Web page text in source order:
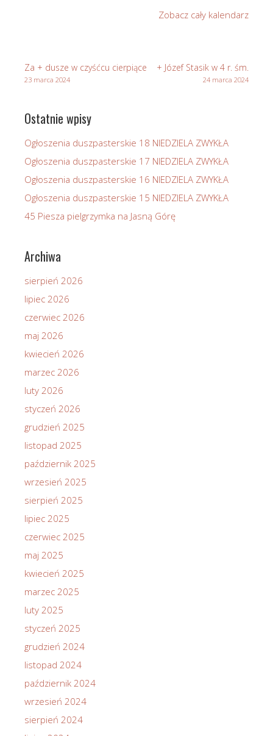
Zobacz cały kalendarz
Za + dusze w czyśćcu cierpiące
23 marca 2024
+ Józef Stasik w 4 r. śm.
24 marca 2024
Ostatnie wpisy
Ogłoszenia duszpasterskie 18 NIEDZIELA ZWYKŁA
Ogłoszenia duszpasterskie 17 NIEDZIELA ZWYKŁA
Ogłoszenia duszpasterskie 16 NIEDZIELA ZWYKŁA
Ogłoszenia duszpasterskie 15 NIEDZIELA ZWYKŁA
45 Piesza pielgrzymka na Jasną Górę
Archiwa
sierpień 2026
lipiec 2026
czerwiec 2026
maj 2026
kwiecień 2026
marzec 2026
luty 2026
styczeń 2026
grudzień 2025
listopad 2025
październik 2025
wrzesień 2025
sierpień 2025
lipiec 2025
czerwiec 2025
maj 2025
kwiecień 2025
marzec 2025
luty 2025
styczeń 2025
grudzień 2024
listopad 2024
październik 2024
wrzesień 2024
sierpień 2024